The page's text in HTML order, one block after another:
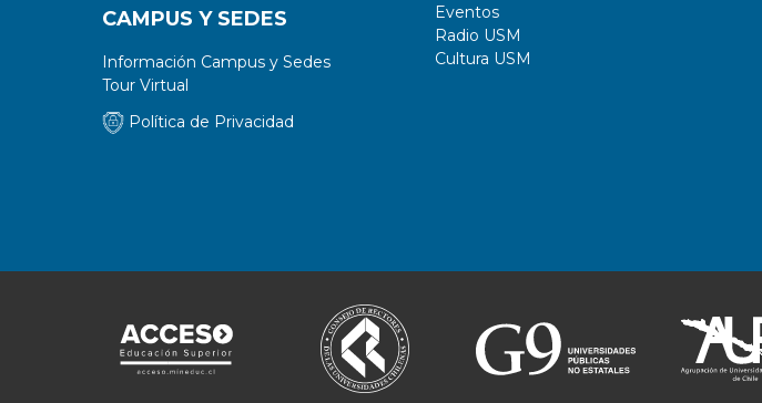
CAMPUS Y SEDES
Información Campus y Sedes
Tour Virtual
Política de Privacidad
Eventos
Radio USM
Cultura USM